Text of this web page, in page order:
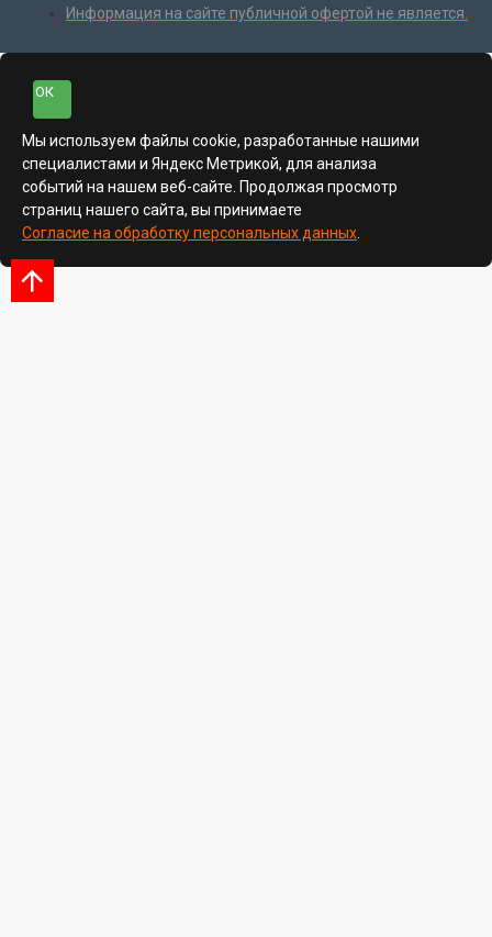
Информация на сайте публичной офертой не является.
ОК
Мы используем файлы cookie, разработанные нашими
специалистами и Яндекс Метрикой, для анализа
событий на нашем веб-сайте. Продолжая просмотр
страниц нашего сайта, вы принимаете
Согласие на обработку персональных данных